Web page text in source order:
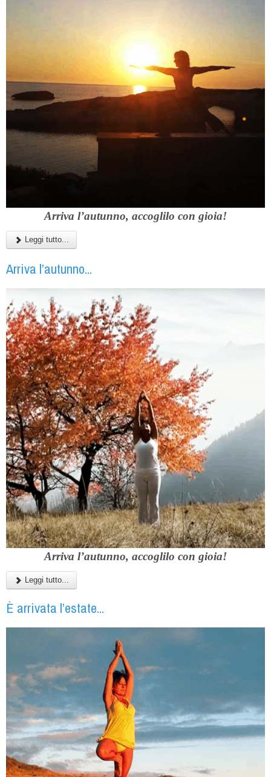
Arriva l’autunno, accoglilo con gioia!
Leggi tutto...
Arriva l’autunno...
Arriva l’autunno, accoglilo con gioia!
Leggi tutto...
È arrivata l’estate...